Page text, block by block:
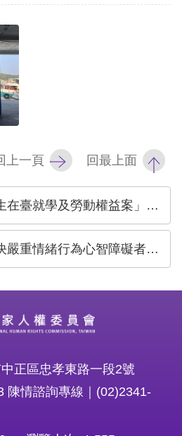
上一頁 回最上面
臺就學及勞動權益案」專案報告
緒行為心智障礙者支持體系問題專案報告
正區忠孝東路一段2號
陳情諮詢專線｜(02)2341-